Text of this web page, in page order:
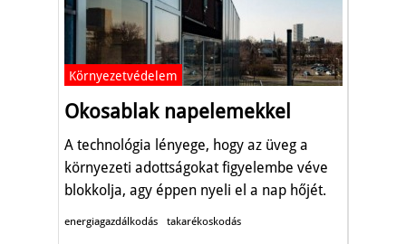
Környezetvédelem
Okosablak napelemekkel
A technológia lényege, hogy az üveg a
környezeti adottságokat figyelembe véve
blokkolja, agy éppen nyeli el a nap hőjét.
energiagazdálkodás takarékoskodás